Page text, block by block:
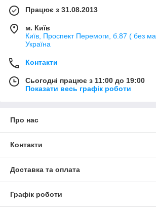
Працює з 31.08.2013
м. Київ
Київ, Проспект Перемоги, б.87 ( без
Україна
Контакти
Сьогодні працює з 11:00 до 19:00
Показати весь графік роботи
Про нас
Контакти
Доставка та оплата
Графік роботи